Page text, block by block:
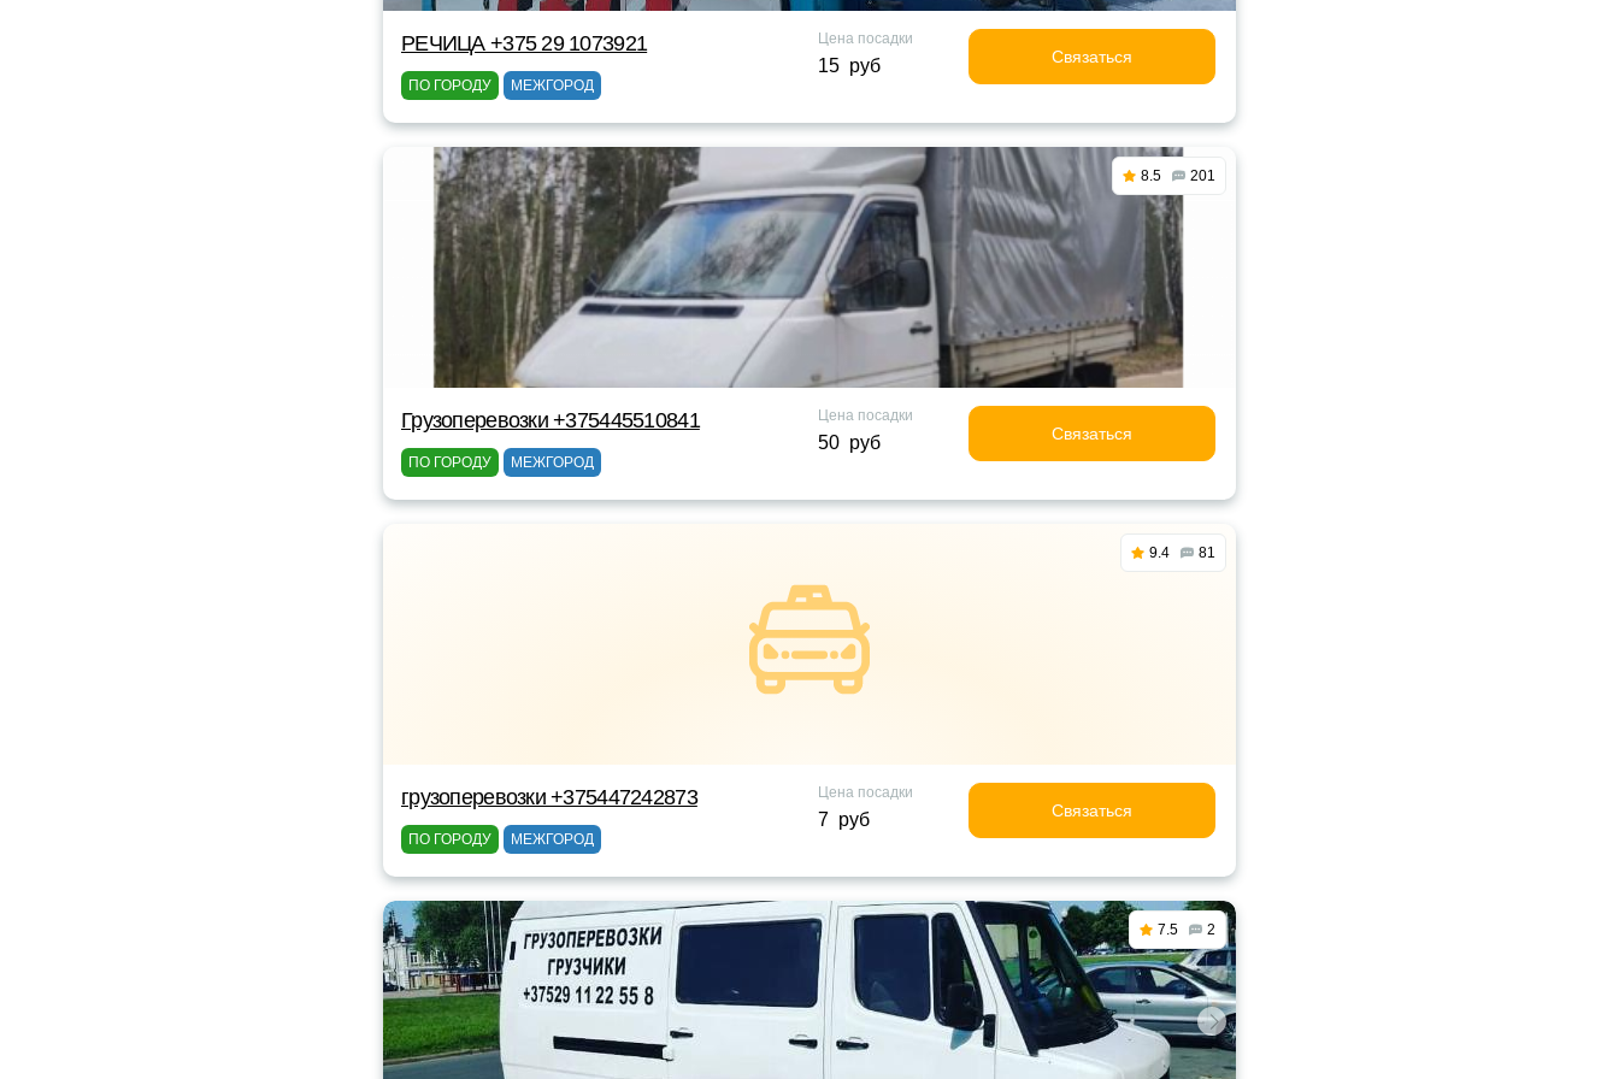
РЕЧИЦА +375 29 1073921
ПО ГОРОДУ МЕЖГОРОД
Цена посадки
15 руб Связаться
8.5 201
Грузоперевозки +375445510841
ПО ГОРОДУ МЕЖГОРОД
Цена посадки
50 руб Связаться
9.4 81
грузоперевозки +375447242873
ПО ГОРОДУ МЕЖГОРОД
Цена посадки
7 руб Связаться
7.5 2